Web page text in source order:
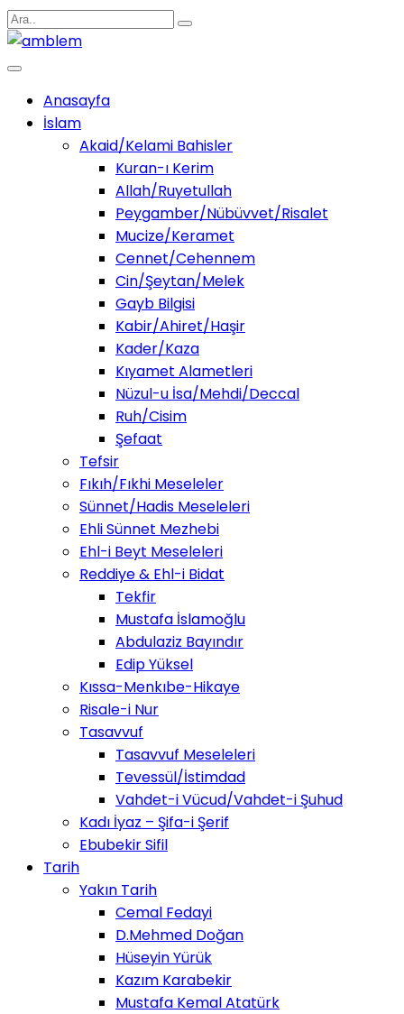
Anasayfa
İslam
Akaid/Kelami Bahisler
Kuran-ı Kerim
Allah/Ruyetullah
Peygamber/Nübüvvet/Risalet
Mucize/Keramet
Cennet/Cehennem
Cin/Şeytan/Melek
Gayb Bilgisi
Kabir/Ahiret/Haşir
Kader/Kaza
Kıyamet Alametleri
Nüzul-u İsa/Mehdi/Deccal
Ruh/Cisim
Şefaat
Tefsir
Fıkıh/Fıkhi Meseleler
Sünnet/Hadis Meseleleri
Ehli Sünnet Mezhebi
Ehl-i Beyt Meseleleri
Reddiye & Ehl-i Bidat
Tekfir
Mustafa İslamoğlu
Abdulaziz Bayındır
Edip Yüksel
Kıssa-Menkıbe-Hikaye
Risale-i Nur
Tasavvuf
Tasavvuf Meseleleri
Tevessül/İstimdad
Vahdet-i Vücud/Vahdet-i Şuhud
Kadı İyaz – Şifa-i Şerif
Ebubekir Sifil
Tarih
Yakın Tarih
Cemal Fedayi
D.Mehmed Doğan
Hüseyin Yürük
Kazım Karabekir
Mustafa Kemal Atatürk